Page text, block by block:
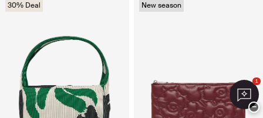
30% Deal New season
1
−